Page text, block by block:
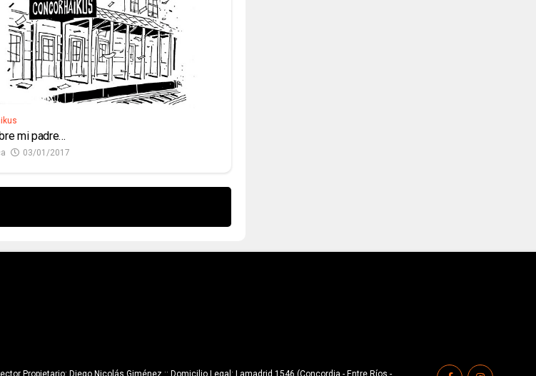
mi padre…
03/01/2017
Propietario: Diego Nicolás Giménez :: Domicilio Legal: Lamadrid 1546 (Concordia - Entre Ríos -